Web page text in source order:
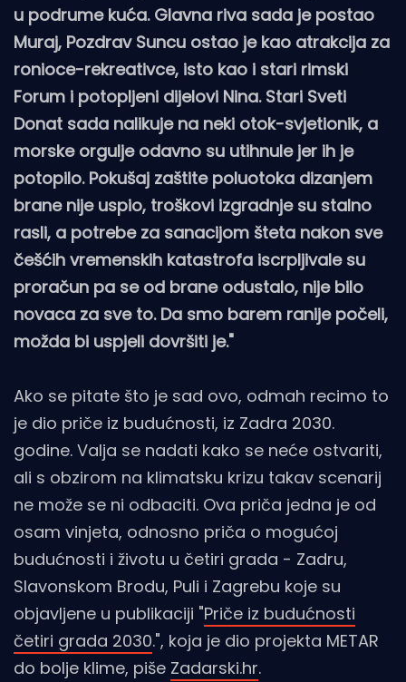
u podrume kuća. Glavna riva sada je postao
Muraj, Pozdrav Suncu ostao je kao atrakcija za
ronioce-rekreativce, isto kao i stari rimski
Forum i potopljeni dijelovi Nina. Stari Sveti
Donat sada nalikuje na neki otok-svjetionik, a
morske orgulje odavno su utihnule jer ih je
potopilo. Pokušaj zaštite poluotoka dizanjem
brane nije uspio, troškovi izgradnje su stalno
rasli, a potrebe za sanacijom šteta nakon sve
češćih vremenskih katastrofa iscrpljivale su
proračun pa se od brane odustalo, nije bilo
novaca za sve to. Da smo barem ranije počeli,
možda bi uspjeli dovršiti je."
Ako se pitate što je sad ovo, odmah recimo to
je dio priče iz budućnosti, iz Zadra 2030.
godine. Valja se nadati kako se neće ostvariti,
ali s obzirom na klimatsku krizu takav scenarij
ne može se ni odbaciti. Ova priča jedna je od
osam vinjeta, odnosno priča o mogućoj
budućnosti i životu u četiri grada - Zadru,
Slavonskom Brodu, Puli i Zagrebu koje su
objavljene u publikaciji "Priče iz budućnosti
četiri grada 2030.", koja je dio projekta METAR
do bolje klime, piše Zadarski.hr.